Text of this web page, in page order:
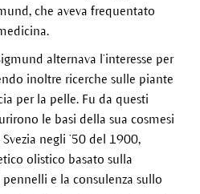
che aveva frequentato
alternava l’interesse per
inoltre ricerche sulle piante
per la pelle. Fu da questi
le basi della sua cosmesi
negli ’50 del 1900,
olistico basato sulla
e la consulenza sullo